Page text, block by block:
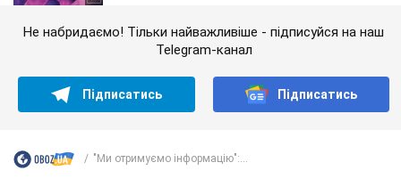
Не набридаємо! Тільки найважливіше - підписуйся на наш
Telegram-канал
Підписатись Підписатись
"Ми отримуємо інформацію":...